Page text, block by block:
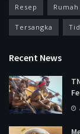
Resep Rumah
Tersangka
Recent News